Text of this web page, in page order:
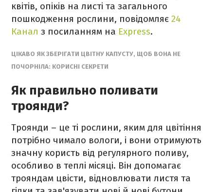
квітів, опіків на листі та загального
пошкодження рослини, повідомляє 24
Канал з посиланням на Express.
ЦІКАВО ЯК ЗБЕРІГАТИ ЦВІТНУ КАПУСТУ, ЩОБ ВОНА НЕ
ПОЧОРНІЛА: КОРИСНІ СЕКРЕТИ
Як правильно поливати
троянди?
Троянди – це ті рослини, яким для цвітіння
потрібно чимало вологи, і вони отримують
значну користь від регулярного поливу,
особливо в теплі місяці. Він допомагає
трояндам цвісти, відновлювати листя та